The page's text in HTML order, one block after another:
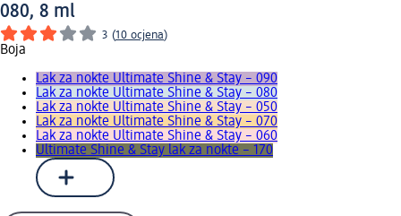
080, 8 ml
3 (10 ocjena)
Boja
Lak za nokte Ultimate Shine & Stay – 090
Lak za nokte Ultimate Shine & Stay – 080
Lak za nokte Ultimate Shine & Stay – 050
Lak za nokte Ultimate Shine & Stay – 070
Lak za nokte Ultimate Shine & Stay – 060
Ultimate Shine & Stay lak za nokte – 170